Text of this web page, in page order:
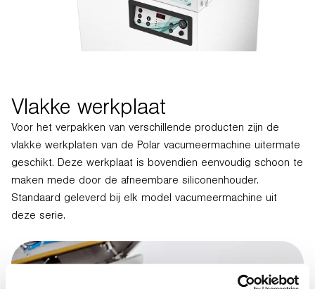
Vlakke werkplaat
Voor het verpakken van verschillende producten zijn de
vlakke werkplaten van de Polar vacumeermachine uitermate
geschikt. Deze werkplaat is bovendien eenvoudig schoon te
maken mede door de afneembare siliconenhouder.
Standaard geleverd bij elk model vacumeermachine uit
deze serie.